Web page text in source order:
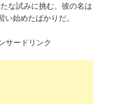
な試みに挑む。彼の名は
始めたばかりだ。
サードリンク